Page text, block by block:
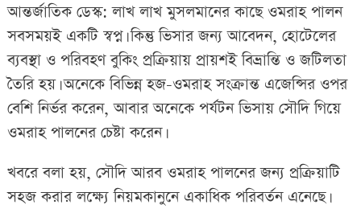
আন্তর্জাতিক ডেস্ক: লাখ লাখ মুসলমানের কাছে ওমরাহ পালন
সবসময়ই একটি স্বপ্ন। কিন্তু ভিসার জন্য আবেদন, হোটেলের
ব্যবস্থা ও পরিবহণ বুকিং প্রক্রিয়ায় প্রায়শই বিভ্রান্তি ও জটিলতা
তৈরি হয়। অনেকে বিভিন্ন হজ-ওমরাহ সংক্রান্ত এজেন্সির ওপর
বেশি নির্ভর করেন, আবার অনেকে পর্যটন ভিসায় সৌদি গিয়ে
ওমরাহ পালনের চেষ্টা করেন।
খবরে বলা হয়, সৌদি আরব ওমরাহ পালনের জন্য প্রক্রিয়াটি
সহজ করার লক্ষ্যে নিয়মকানুনে একাধিক পরিবর্তন এনেছে।